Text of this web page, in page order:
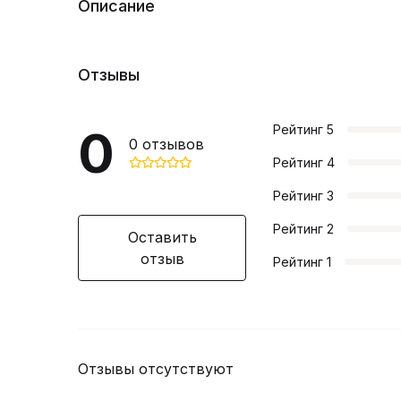
Описание
Отзывы
0 0 отзывов
Оставить
отзыв
Рейтинг5
Рейтинг4
Рейтинг3
Рейтинг2
Рейтинг1
Отзывы отсутствуют